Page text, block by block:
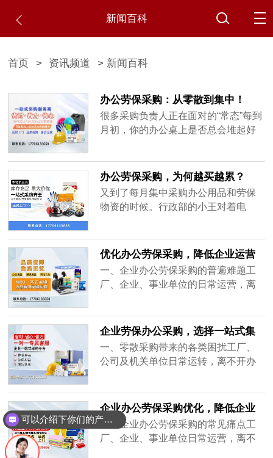
新闻百科
首页 > 资讯频道 > 新闻百科
办公劳保采购：从零散到集中！
很多采购负责人正在面对的“常态”每到
月初，你的办公桌上是否总会堆起好
复印纸和硒鼓的缺货清单，保洁主管
又催着要仓库的工业清洁剂和垃圾
袋。你的同事们很负责，分别从三
家、五家甚至更多的平台下单，你则
理到货......
办公劳保采购，为何越买越累？
又到了每月集中采购办公用品和劳保
物资的时候。行政部的小王对着电
罩、几种规格的擦手纸——价格差几
毛钱，但加起来就是一笔不小的数
目。电话响了，车间主任催着要加急
送20副防护手套，而上次采购的那批
这种场景，......
优化办公劳保采购，降低企业运营
成本
一、企业办公劳保采购的普遍难题工
厂、企业、事业单位的日常运营，离
品类多、消耗快、采购频次高，多数
企业长期采用分散采购模式，逐渐出
现流程繁琐、物资杂乱、开支模糊等
一系列问题。很多企业需要对接多家
家、清洁......
企业劳保办公采购，选择一站式集
采
一、零散采购带来的各类困扰工厂、
公司及机关单位日常运转，离不开办
繁杂，不少企业分开多家渠道采购，
慢慢衍生出不少管理负担。分开对接
多家商户，采购人员要反复询价、跟
进发货、核对售后，大量时间消耗在
企业办公劳保采购优化，降低企业
采购损耗
一、企业办公劳保采购的常见痛点工
厂、企业、事业单位日常运营，离不
可以介绍下你们的产品么？